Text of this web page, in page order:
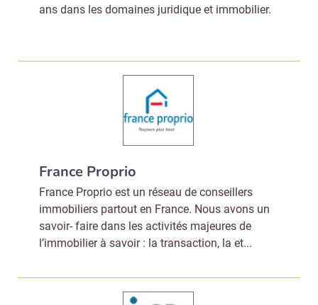
ans dans les domaines juridique et immobilier.
France Proprio
France Proprio est un réseau de conseillers
immobiliers partout en France. Nous avons un
savoir- faire dans les activités majeures de
l’immobilier à savoir : la transaction, la et...